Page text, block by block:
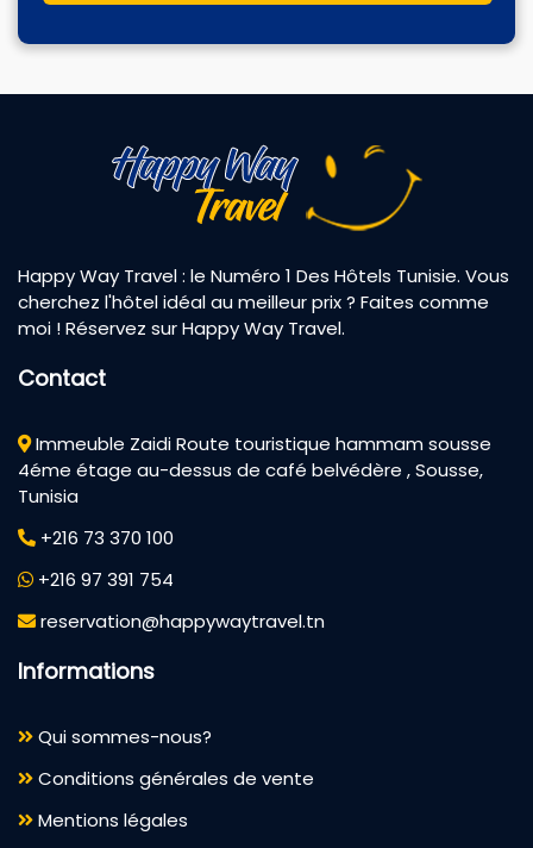
Happy Way Travel : le Numéro 1 Des Hôtels Tunisie. Vous
cherchez l'hôtel idéal au meilleur prix ? Faites comme
moi ! Réservez sur Happy Way Travel.
Contact
Immeuble Zaidi Route touristique hammam sousse
4éme étage au-dessus de café belvédère , Sousse,
Tunisia
+216 73 370 100
+216 97 391 754
reservation@happywaytravel.tn
Informations
Qui sommes-nous?
Conditions générales de vente
Mentions légales